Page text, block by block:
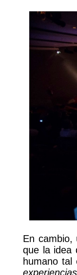
En cambio,
que la idea
humano